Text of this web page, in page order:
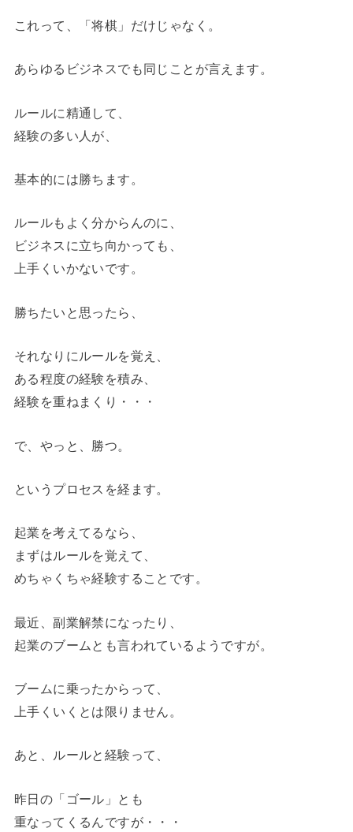
これって、「将棋」だけじゃなく。
あらゆるビジネスでも同じことが言えます。
ルールに精通して、
経験の多い人が、
基本的には勝ちます。
ルールもよく分からんのに、
ビジネスに立ち向かっても、
上手くいかないです。
勝ちたいと思ったら、
それなりにルールを覚え、
ある程度の経験を積み、
経験を重ねまくり・・・
で、やっと、勝つ。
というプロセスを経ます。
起業を考えてるなら、
まずはルールを覚えて、
めちゃくちゃ経験することです。
最近、副業解禁になったり、
起業のブームとも言われているようですが。
ブームに乗ったからって、
上手くいくとは限りません。
あと、ルールと経験って、
昨日の「ゴール」とも
重なってくるんですが・・・